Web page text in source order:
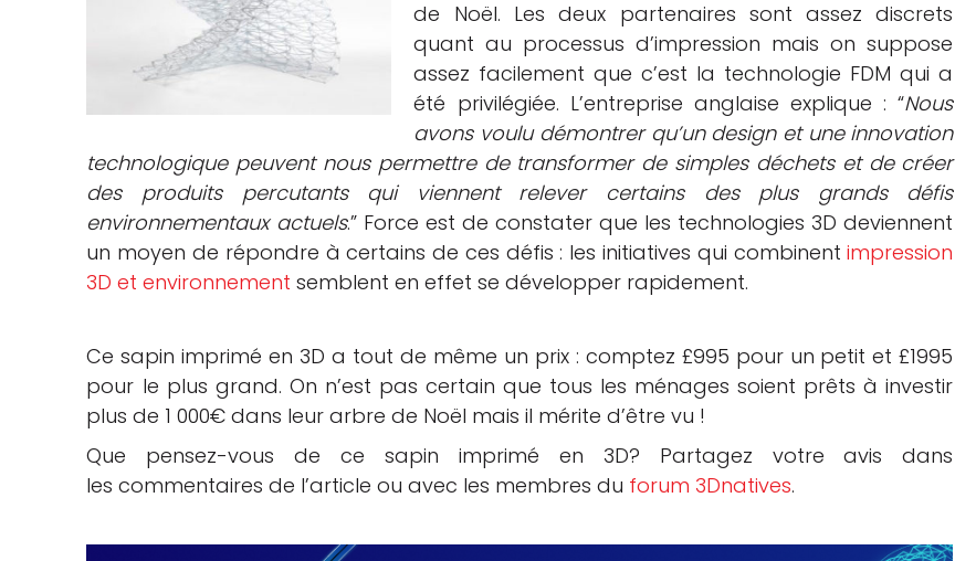
de Noël. Les deux partenaires sont assez discrets
quant au processus d’impression mais on suppose
assez facilement que c’est la technologie FDM qui a
été privilégiée. L’entreprise anglaise explique : “Nous
avons voulu démontrer qu’un design et une innovation
technologique peuvent nous permettre de transformer de simples déchets et de créer
des produits percutants qui viennent relever certains des plus grands défis
environnementaux actuels.” Force est de constater que les technologies 3D deviennent
un moyen de répondre à certains de ces défis : les initiatives qui combinentimpression
3D et environnement semblent en effet se développer rapidement.
Ce sapin imprimé en 3D a tout de même un prix : comptez £995 pour un petit et £1995
pour le plus grand. On n’est pas certain que tous les ménages soient prêts à investir
plus de 1 000€ dans leur arbre de Noël mais il mérite d’être vu !
Que pensez-vous de ce sapin imprimé en 3D? Partagez votre avis dans
les commentaires de l’article ou avec les membres du forum 3Dnatives.